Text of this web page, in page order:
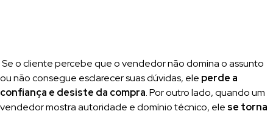
Se o cliente percebe que o vendedor não domina o assunto
ou não consegue esclarecer suas dúvidas, ele perde a
confiança e desiste da compra. Por outro lado, quando um
vendedor mostra autoridade e domínio técnico, ele se torna